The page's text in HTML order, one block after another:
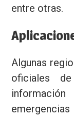
entre otras.
Algunas
oficiales